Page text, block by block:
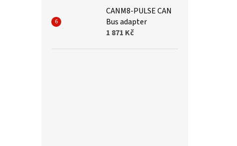
CANM8-PULSE CAN
Bus adapter
1 871 Kč